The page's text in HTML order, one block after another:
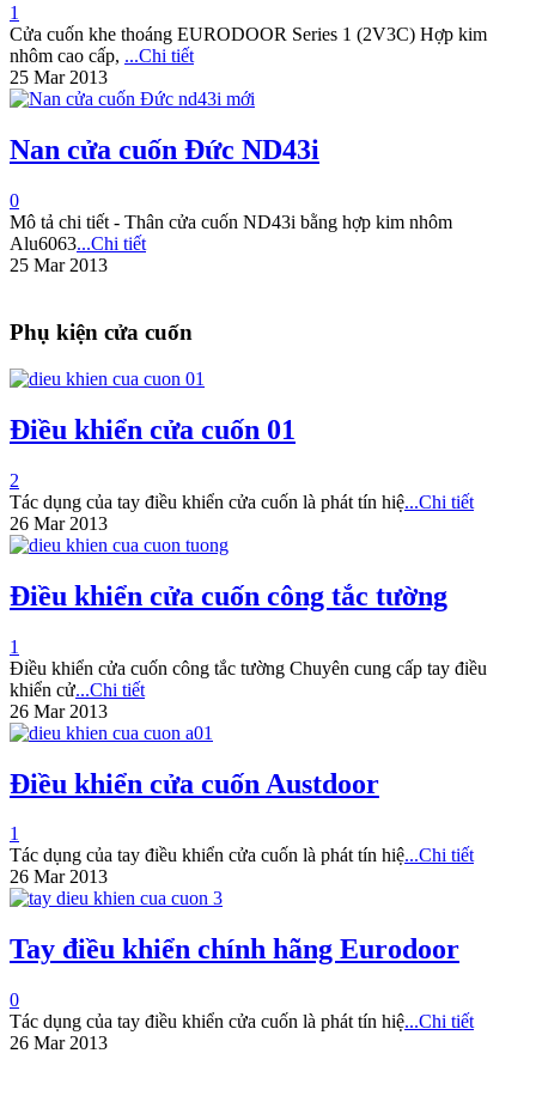
1
Cửa cuốn khe thoáng EURODOOR Series 1 (2V3C) Hợp kim
nhôm cao cấp, ...Chi tiết
25 Mar 2013
Nan cửa cuốn Đức ND43i
0
Mô tả chi tiết - Thân cửa cuốn ND43i bằng hợp kim nhôm
Alu6063...Chi tiết
25 Mar 2013
Phụ kiện cửa cuốn
Điều khiển cửa cuốn 01
2
Tác dụng của tay điều khiển cửa cuốn là phát tín hiệ...Chi tiết
26 Mar 2013
Điều khiển cửa cuốn công tắc tường
1
Điều khiển cửa cuốn công tắc tường Chuyên cung cấp tay điều
khiển cử...Chi tiết
26 Mar 2013
Điều khiển cửa cuốn Austdoor
1
Tác dụng của tay điều khiển cửa cuốn là phát tín hiệ...Chi tiết
26 Mar 2013
Tay điều khiển chính hãng Eurodoor
0
Tác dụng của tay điều khiển cửa cuốn là phát tín hiệ...Chi tiết
26 Mar 2013